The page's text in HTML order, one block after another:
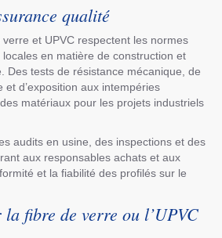
qualité
et UPVC respectent les normes
en matière de construction et
Des tests de résistance mécanique, de
d’exposition aux intempéries
matériaux pour les projets industriels
audits en usine, des inspections et des
aux responsables achats et aux
et la fiabilité des profilés sur le
fibre de verre ou l’UPVC